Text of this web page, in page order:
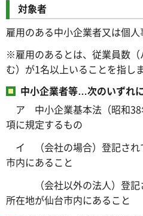
対象者
雇用のある中小企業者又は個人
※雇用のあるとは、従業員数
む）が1名以上いることを指しま
中小企業者等…次のいずれ
ア 中小企業基本法（昭和38
項に規定するもの
イ （会社の場合）登記され
市内にあること
（会社以外の法人）登記
所在地が仙台市内にあること